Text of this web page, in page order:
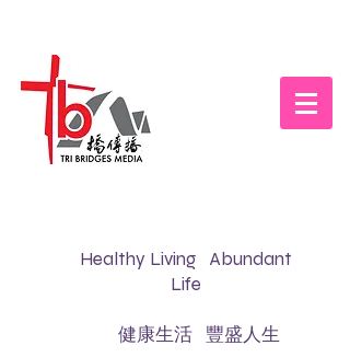
Healthy Living Abundant
Life
健康生活 豐盛人生